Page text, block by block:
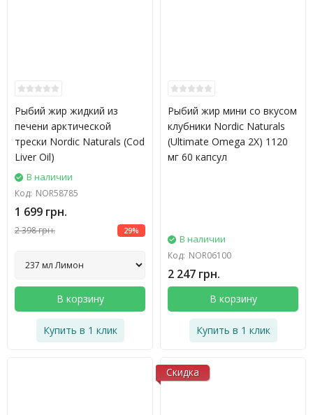
Рыбий жир жидкий из
печени арктической
трески Nordic Naturals (Cod
Liver Oil)
В наличии
Код: NOR58785
1 699 грн.
2 398 грн. 29%
В корзину
Купить в 1 клик
Рыбий жир мини со вкусом
клубники Nordic Naturals
(Ultimate Omega 2X) 1120
мг 60 капсул
В наличии
Код: NOR06100
2 247 грн.
В корзину
Купить в 1 клик
Скидка